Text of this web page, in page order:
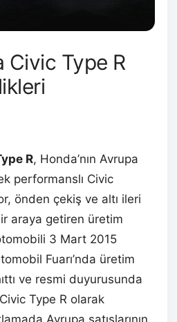
Civic Type R
R, Honda’nın Avrupa
performanslı Civic
önden çekiş ve altı ileri
araya getiren üretim
3 Mart 2015
Fuarı’nda üretim
ve resmi duyurusunda
Type R olarak
Avrupa satışlarının